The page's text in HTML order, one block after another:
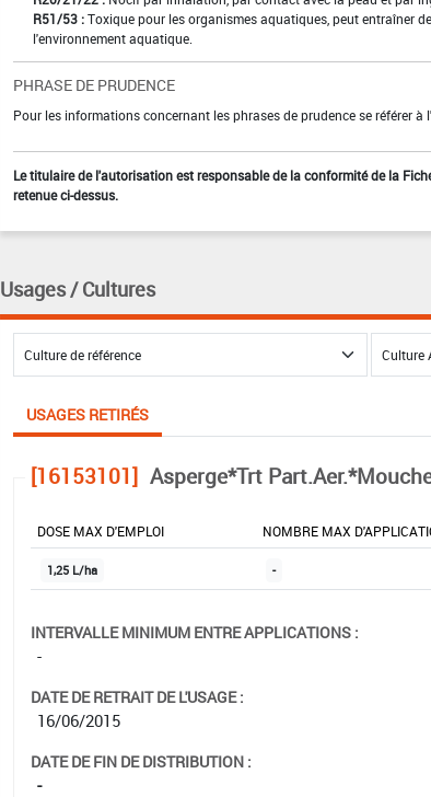
R51/53 : Toxique pour les organismes aquatiques, peut entraîner
l'environnement aquatique.
PHRASE DE PRUDENCE
Pour les informations concernant les phrases de prudence se référer à
Le titulaire de l'autorisation est responsable de la conformité de la
retenue ci-dessus.
Usages / Cultures
USAGES RETIRÉS
[16153101] Asperge*Trt
DOSE MAX D'EMPLOI NOMBRE MAX
1,25 L/ha -
INTERVALLE MINIMUM ENTRE APPLICATIONS :
-
DATE DE RETRAIT DE L'USAGE :
16/06/2015
DATE DE FIN DE DISTRIBUTION :
-